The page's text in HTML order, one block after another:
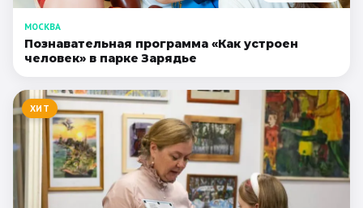
МОСКВА
Познавательная программа «Как устроен
человек» в парке Зарядье
ХИТ